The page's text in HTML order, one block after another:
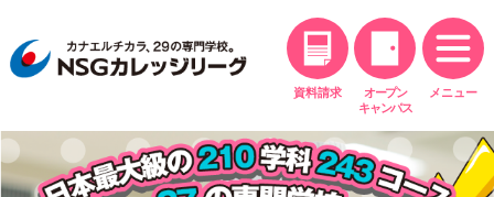
資料請求
オープン
キャンパス
メニュー